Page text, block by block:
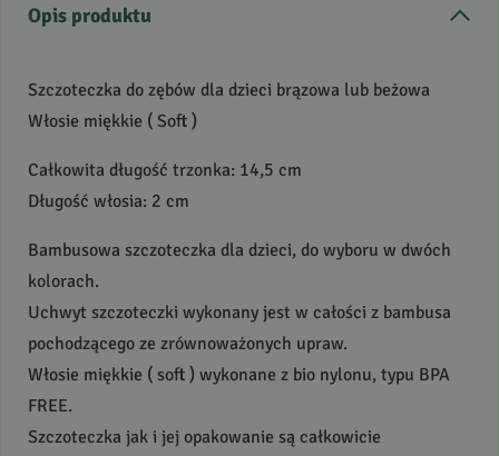
Opis produktu
Szczoteczka do zębów dla dzieci brązowa lub beżowa
Włosie miękkie ( Soft )
Całkowita długość trzonka: 14,5 cm
Długość włosia: 2 cm
Bambusowa szczoteczka dla dzieci, do wyboru w dwóch
kolorach.
Uchwyt szczoteczki wykonany jest w całości z bambusa
pochodzącego ze zrównoważonych upraw.
Włosie miękkie ( soft ) wykonane z bio nylonu, typu BPA
FREE.
Szczoteczka jak i jej opakowanie są całkowicie